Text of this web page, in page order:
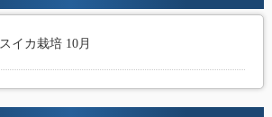
スイカ栽培 10月